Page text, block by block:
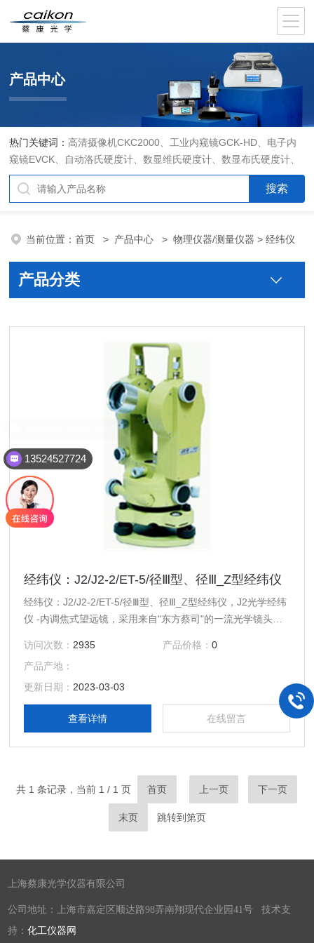
产品中心
热门关键词： 高清摄像机CKC2000、工业内窥镜GCK-HD、电子内
窥镜EVCK、自动洛氏硬度计、数显维氏硬度计、数显布氏硬度计、
数显维氏硬度计、液晶自动淬火试验机CK-IV-2、倒置金相显微镜
DMM-480C、透反射偏光显微镜XPF-550C、倒置生物显微镜XDS-
1、自动金相磨抛机YMPZ-2、金相磨平机MPJ-25
当前位置：首页 > 产品中心 >物理仪器/测量仪器 > 经纬仪
产品分类
经纬仪：J2/J2-2/ET-5/径Ⅲ型、径Ⅲ_Z型经纬仪
经纬仪：J2/J2-2/ET-5/径Ⅲ型、径Ⅲ_Z型经纬仪，J2光学经纬
仪 -内调焦式望远镜，采用来自"东方蔡司"的一流光学镜头、
零，巧妙的设计令测量更加简便、精确 -采用成熟的吊丝式空
气阻尼补偿技术，满足更高精度的测量需求。 -精心设计的特
殊附件，拓展应用范围，令您的投资增值。
访问次数： 2935 产品价格： 0
产品产地：
更新日期： 2023-03-03
查看详情 在线留言
共 1 条记录，当前 1 / 1 页 首页 上一页 下一页
末页 跳转到第页
上海蔡康光学仪器有限公司
公司地址：上海市嘉定区顺达路98弄南翔现代企业园41号 技术支
持：化工仪器网
13524527724
sales@caikon.com官方邮件